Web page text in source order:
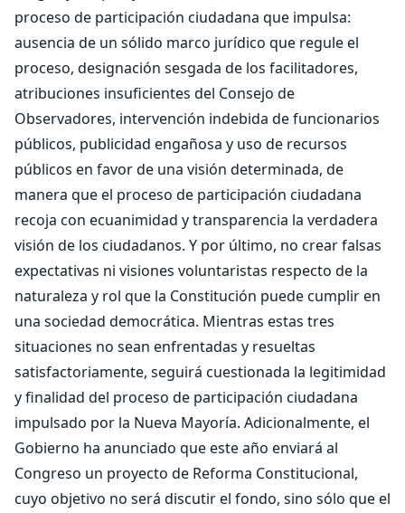
proceso de participación ciudadana que impulsa:
ausencia de un sólido marco jurídico que regule el
proceso, designación sesgada de los facilitadores,
atribuciones insuficientes del Consejo de
Observadores, intervención indebida de funcionarios
públicos, publicidad engañosa y uso de recursos
públicos en favor de una visión determinada, de
manera que el proceso de participación ciudadana
recoja con ecuanimidad y transparencia la verdadera
visión de los ciudadanos. Y por último, no crear falsas
expectativas ni visiones voluntaristas respecto de la
naturaleza y rol que la Constitución puede cumplir en
una sociedad democrática. Mientras estas tres
situaciones no sean enfrentadas y resueltas
satisfactoriamente, seguirá cuestionada la legitimidad
y finalidad del proceso de participación ciudadana
impulsado por la Nueva Mayoría. Adicionalmente, el
Gobierno ha anunciado que este año enviará al
Congreso un proyecto de Reforma Constitucional,
cuyo objetivo no será discutir el fondo, sino sólo que el